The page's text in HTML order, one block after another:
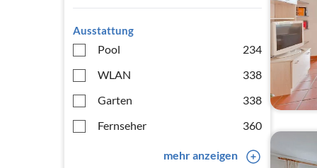
Ausstattung
Pool
234
WLAN
338
Garten
338
Fernseher
360
mehr anzeigen